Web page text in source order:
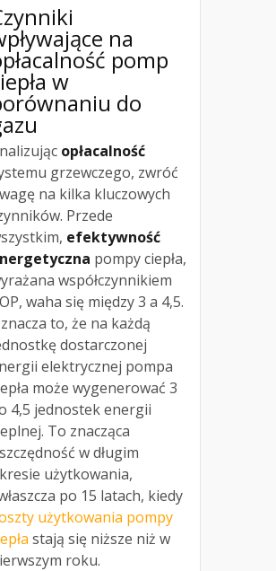
na
pomp
w
do
opłacalność
grzewczego, zwróć
na kilka kluczowych
Przede
efektywność
pompy ciepła,
współczynnikiem
waha się między 3 a 4,5.
to, że na każdą
dostarczonej
elektrycznej pompa
może wygenerować 3
4,5 jednostek energii
To znacząca
w długim
użytkowania,
po 15 latach, kiedy
użytkowania pompy
stają się niższe niż w
roku.